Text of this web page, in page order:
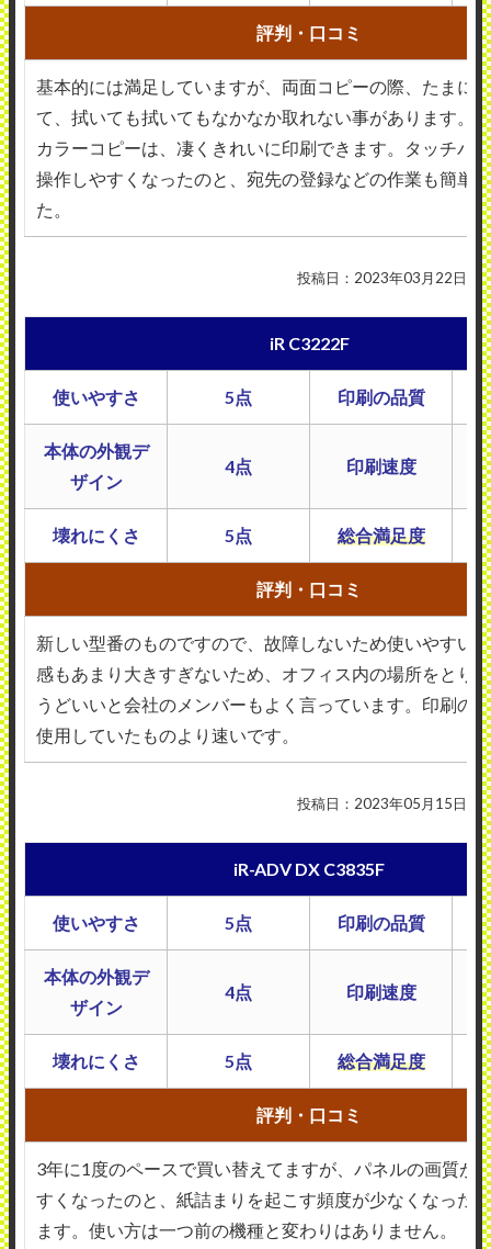
評判・口コミ
基本的には満足していますが、両面コピーの際、たまに
て、拭いても拭いてもなかなか取れない事があります。
カラーコピーは、凄くきれいに印刷できます。タッチパ
操作しやすくなったのと、宛先の登録などの作業も簡単
た。
投稿日：2023年03月22日
iR C3222F
使いやすさ 5点 印刷の品質
本体の外観デ
ザイン
4点 印刷速度
壊れにくさ 5点 総合満足度
評判・口コミ
新しい型番のものですので、故障しないため使いやすい
感もあまり大きすぎないため、オフィス内の場所をとり
うどいいと会社のメンバーもよく言っています。印刷の
使用していたものより速いです。
投稿日：2023年05月15日
iR-ADV DX C3835F
使いやすさ 5点 印刷の品質
本体の外観デ
ザイン
4点 印刷速度
壊れにくさ 5点 総合満足度
評判・口コミ
3年に1度のペースで買い替えてますが、パネルの画質が
すくなったのと、紙詰まりを起こす頻度が少なくなった
ます。使い方は一つ前の機種と変わりはありません。